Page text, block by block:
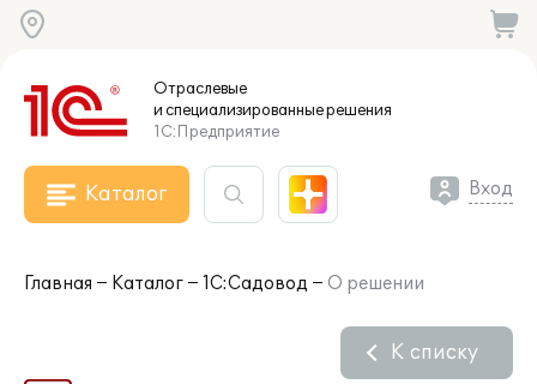
Отраслевые
и специализированныерешения
1С:Предприятие
Каталог Вход
Главная Каталог 1С:Садовод О решении
К списку